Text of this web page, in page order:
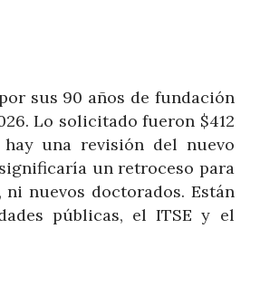
sus 90 años de fundación
Lo solicitado fueron $412
una revisión del nuevo
un retroceso para
nuevos doctorados. Están
públicas, el ITSE y el